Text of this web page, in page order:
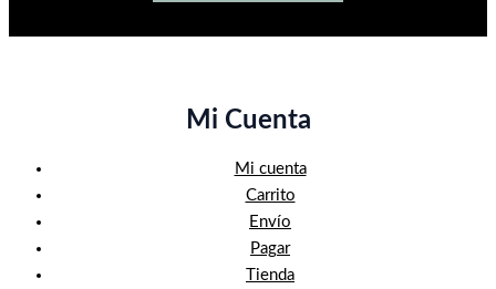
Mi Cuenta
Mi cuenta
Carrito
Envío
Pagar
Tienda